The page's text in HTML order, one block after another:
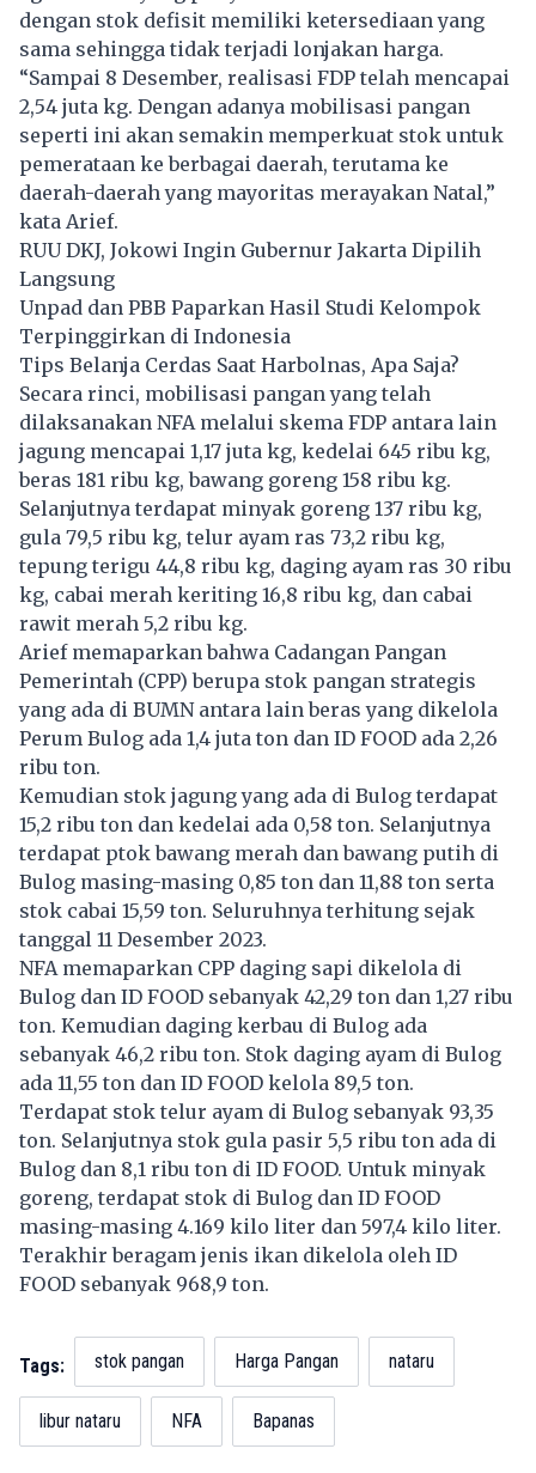
dengan stok defisit memiliki ketersediaan yang
sama sehingga tidak terjadi lonjakan harga.
“Sampai 8 Desember, realisasi FDP telah mencapai
2,54 juta kg. Dengan adanya mobilisasi pangan
seperti ini akan semakin memperkuat stok untuk
pemerataan ke berbagai daerah, terutama ke
daerah-daerah yang mayoritas merayakan Natal,”
kata Arief.
RUU DKJ, Jokowi Ingin Gubernur Jakarta Dipilih
Langsung
Unpad dan PBB Paparkan Hasil Studi Kelompok
Terpinggirkan di Indonesia
Tips Belanja Cerdas Saat Harbolnas, Apa Saja?
Secara rinci, mobilisasi pangan yang telah
dilaksanakan NFA melalui skema FDP antara lain
jagung mencapai 1,17 juta kg, kedelai 645 ribu kg,
beras 181 ribu kg, bawang goreng 158 ribu kg.
Selanjutnya terdapat minyak goreng 137 ribu kg,
gula 79,5 ribu kg, telur ayam ras 73,2 ribu kg,
tepung terigu 44,8 ribu kg, daging ayam ras 30 ribu
kg, cabai merah keriting 16,8 ribu kg, dan cabai
rawit merah 5,2 ribu kg.
Arief memaparkan bahwa Cadangan Pangan
Pemerintah (CPP) berupa stok pangan strategis
yang ada di BUMN antara lain beras yang dikelola
Perum Bulog ada 1,4 juta ton dan ID FOOD ada 2,26
ribu ton.
Kemudian stok jagung yang ada di Bulog terdapat
15,2 ribu ton dan kedelai ada 0,58 ton. Selanjutnya
terdapat ptok bawang merah dan bawang putih di
Bulog masing-masing 0,85 ton dan 11,88 ton serta
stok cabai 15,59 ton. Seluruhnya terhitung sejak
tanggal 11 Desember 2023.
NFA memaparkan CPP daging sapi dikelola di
Bulog dan ID FOOD sebanyak 42,29 ton dan 1,27 ribu
ton. Kemudian daging kerbau di Bulog ada
sebanyak 46,2 ribu ton. Stok daging ayam di Bulog
ada 11,55 ton dan ID FOOD kelola 89,5 ton.
Terdapat stok telur ayam di Bulog sebanyak 93,35
ton. Selanjutnya stok gula pasir 5,5 ribu ton ada di
Bulog dan 8,1 ribu ton di ID FOOD. Untuk minyak
goreng, terdapat stok di Bulog dan ID FOOD
masing-masing 4.169 kilo liter dan 597,4 kilo liter.
Terakhir beragam jenis ikan dikelola oleh ID
FOOD sebanyak 968,9 ton.
Tags: stok pangan Harga Pangan nataru
libur nataru NFA Bapanas